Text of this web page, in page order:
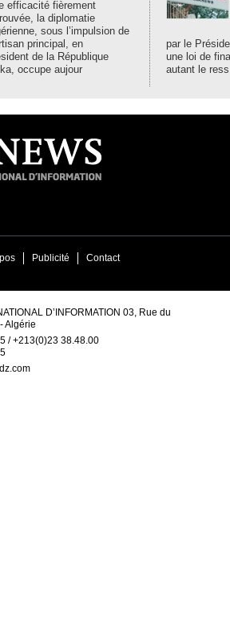
efficacité fièrement
la diplomatie
sous l’impulsion de
principal, en
de la République
occupe aujour
par le
une loi de
autant le ress
Publicité Contact
D’INFORMATION 03, Rue du
Algérie
/ +213(0)23 38.48.00